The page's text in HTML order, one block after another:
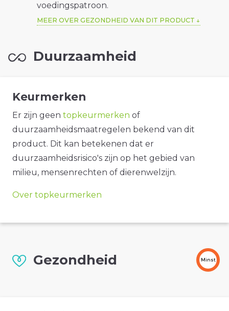
voedingspatroon.
MEER OVER GEZONDHEID VAN DIT PRODUCT
Duurzaamheid
Keurmerken
Er zijn geen topkeurmerken of
duurzaamheidsmaatregelen bekend van dit
product. Dit kan betekenen dat er
duurzaamheidsrisico's zijn op het gebied van
milieu, mensenrechten of dierenwelzijn.
Over topkeurmerken
Gezondheid Minst